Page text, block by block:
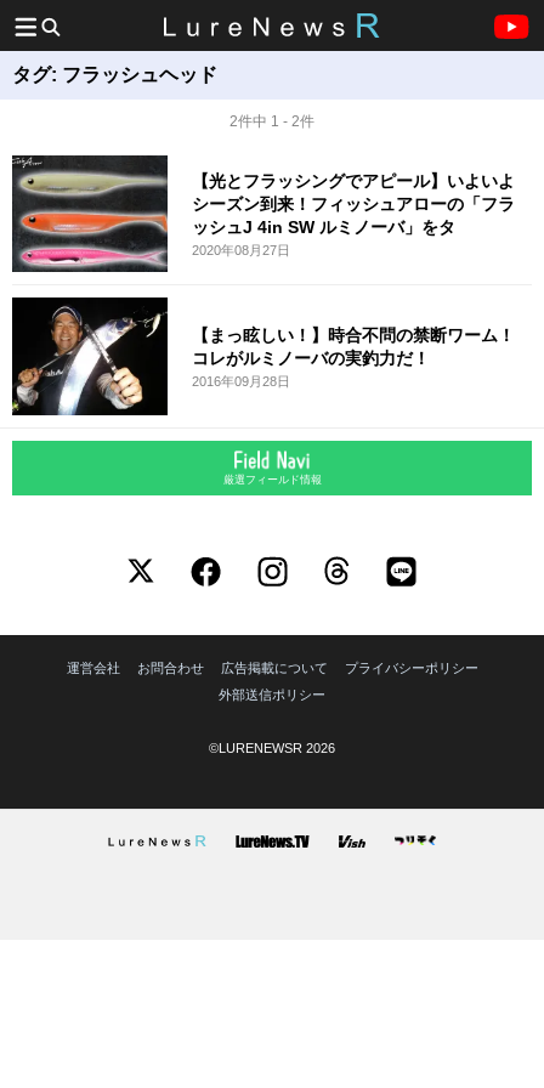
タグ: フラッシュヘッド
2件中 1 - 2件
【光とフラッシングでアピール】いよいよ
シーズン到来！フィッシュアローの「フラ
ッシュJ 4in SW ルミノーバ」をタ
2020年08月27日
【まっ眩しい！】時合不問の禁断ワーム！
コレがルミノーバの実釣力だ！
2016年09月28日
厳選フィールド情報
運営会社 お問合わせ 広告掲載について
プライバシーポリシー
外部送信ポリシー
©LURENEWSR 2026